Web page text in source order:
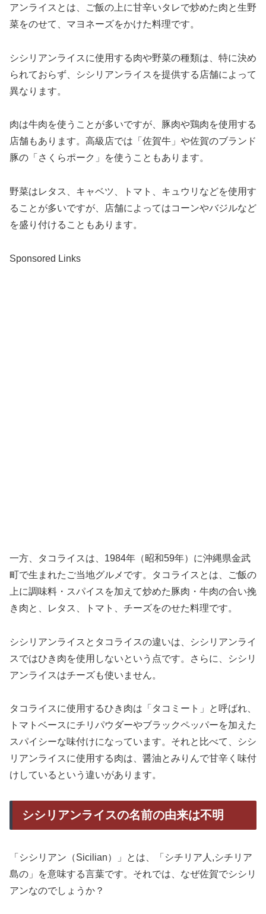
アンライスとは、ご飯の上に甘辛いタレで炒めた肉と生野
菜をのせて、マヨネーズをかけた料理です。
シシリアンライスに使用する肉や野菜の種類は、特に決め
られておらず、シシリアンライスを提供する店舗によって
異なります。
肉は牛肉を使うことが多いですが、豚肉や鶏肉を使用する
店舗もあります。高級店では「佐賀牛」や佐賀のブランド
豚の「さくらポーク」を使うこともあります。
野菜はレタス、キャベツ、トマト、キュウリなどを使用す
ることが多いですが、店舗によってはコーンやバジルなど
を盛り付けることもあります。
Sponsored Links
一方、タコライスは、1984年（昭和59年）に沖縄県金武
町で生まれたご当地グルメです。タコライスとは、ご飯の
上に調味料・スパイスを加えて炒めた豚肉・牛肉の合い挽
き肉と、レタス、トマト、チーズをのせた料理です。
シシリアンライスとタコライスの違いは、シシリアンライ
スではひき肉を使用しないという点です。さらに、シシリ
アンライスはチーズも使いません。
タコライスに使用するひき肉は「タコミート」と呼ばれ、
トマトベースにチリパウダーやブラックペッパーを加えた
スパイシーな味付けになっています。それと比べて、シシ
リアンライスに使用する肉は、醤油とみりんで甘辛く味付
けしているという違いがあります。
シシリアンライスの名前の由来は不明
「シシリアン（Sicilian）」とは、「シチリア人,シチリア
島の」を意味する言葉です。それでは、なぜ佐賀でシシリ
アンなのでしょうか？